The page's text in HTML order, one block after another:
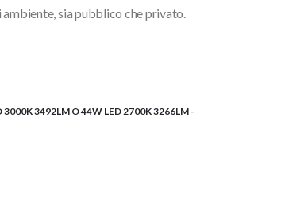
ambiente, sia pubblico che privato.
3492LM O 44W LED 2700K 3266LM -